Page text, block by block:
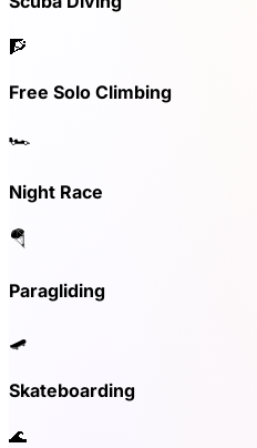
🧗
Free Solo Climbing
🏎️
Night Race
🪂
Paragliding
🛹
Skateboarding
🌊